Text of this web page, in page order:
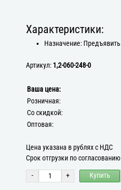
Характеристики:
Назначение: Предъявить
Артикул: 1,2-060-248-0
Ваша цена:
Розничная:
Со скидкой:
Оптовая:
Цена указана в рублях с НДС
Срок отгрузки по согласованию
- + Купить